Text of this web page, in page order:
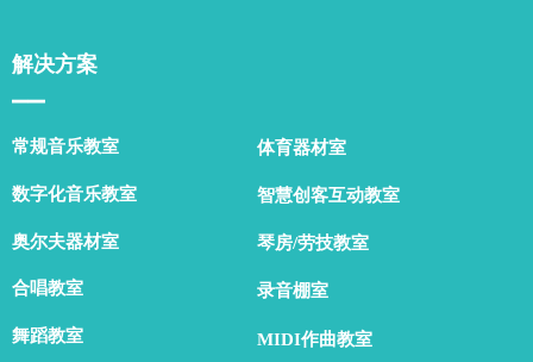
解决方案
常规音乐教室
数字化音乐教室
奥尔夫器材室
合唱教室
舞蹈教室
体育器材室
智慧创客互动教室
琴房/劳技教室
录音棚室
MIDI作曲教室